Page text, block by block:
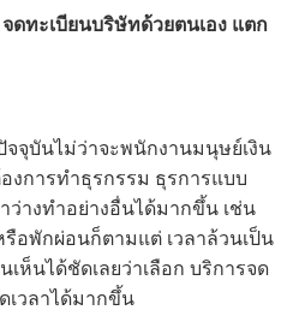
ดทะเบียนบริษัทด้วยตนเอง แตก
จุบันไม่ว่าจะพนักงานมนุษย์เงิน
งการทำธุรกรรม ธุรการแบบ
ว่างทำอย่างอื่นได้มากขึ้น เช่น
อพักผ่อนก็ตามแต่ เวลาล้วนเป็น
เห็นได้ชัดเลยว่าเลือกบริการจด
เวลาได้มากขึ้น